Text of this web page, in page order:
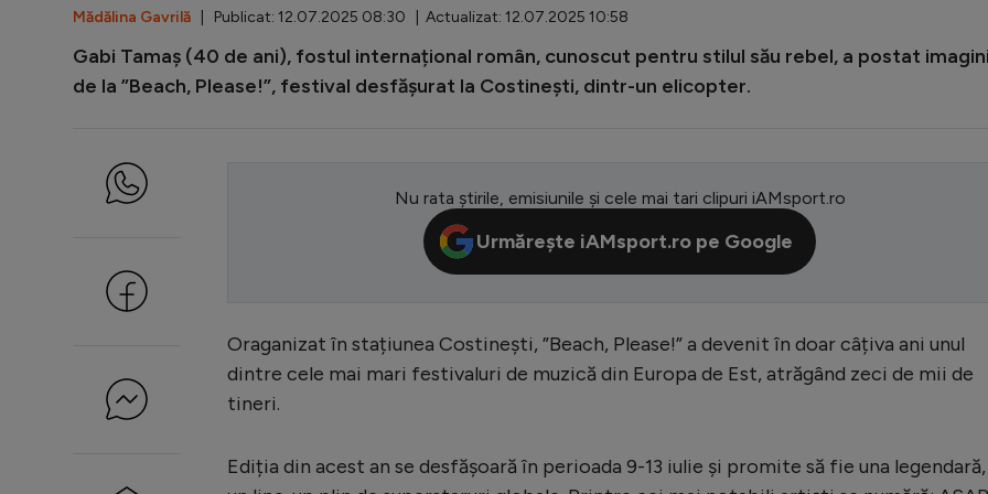
Mădălina Gavrilă | Publicat: 12.07.2025 08:30 | Actualizat: 12.07.2025 10:58
Gabi Tamaș (40 de ani), fostul internațional român, cunoscut pentru stilul său rebel, a postat imagini
de la ”Beach, Please!”, festival desfășurat la Costinești, dintr-un elicopter.
Nu rata știrile, emisiunile și cele mai tari clipuri iAMsport.ro
Urmărește iAMsport.ro pe Google
Oraganizat în stațiunea Costinești, ”Beach, Please!” a devenit în doar câțiva ani unul
dintre cele mai mari festivaluri de muzică din Europa de Est, atrăgând zeci de mii de
tineri.
Ediția din acest an se desfășoară în perioada 9-13 iulie și promite să fie una